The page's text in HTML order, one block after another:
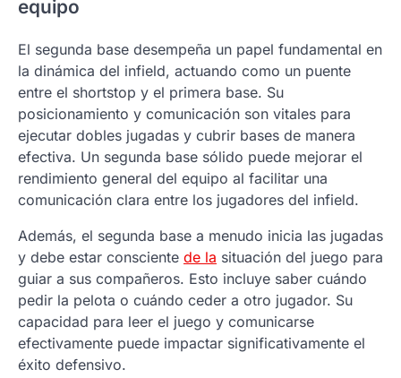
equipo
El segunda base desempeña un papel fundamental en
la dinámica del infield, actuando como un puente
entre el shortstop y el primera base. Su
posicionamiento y comunicación son vitales para
ejecutar dobles jugadas y cubrir bases de manera
efectiva. Un segunda base sólido puede mejorar el
rendimiento general del equipo al facilitar una
comunicación clara entre los jugadores del infield.
Además, el segunda base a menudo inicia las jugadas
y debe estar consciente de la situación del juego para
guiar a sus compañeros. Esto incluye saber cuándo
pedir la pelota o cuándo ceder a otro jugador. Su
capacidad para leer el juego y comunicarse
efectivamente puede impactar significativamente el
éxito defensivo.